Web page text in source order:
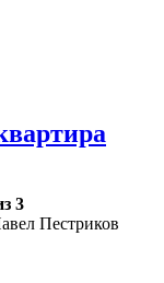
3
Пестриков